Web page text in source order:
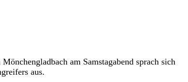
am Samstagabend sprach sich
aus.